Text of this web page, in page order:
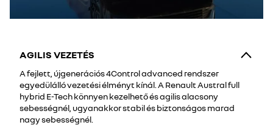
AGILIS VEZETÉS
A fejlett, újgenerációs 4Control advanced rendszer
egyedülálló vezetési élményt kínál. A Renault Austral full
hybrid E-Tech könnyen kezelhető és agilis alacsony
sebességnél, ugyanakkor stabil és biztonságos marad
nagy sebességnél.